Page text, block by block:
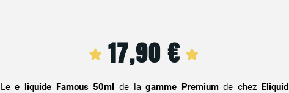
17,90€
Lee liquide Famous 50ml de lagamme Premiumde chez Eliquid